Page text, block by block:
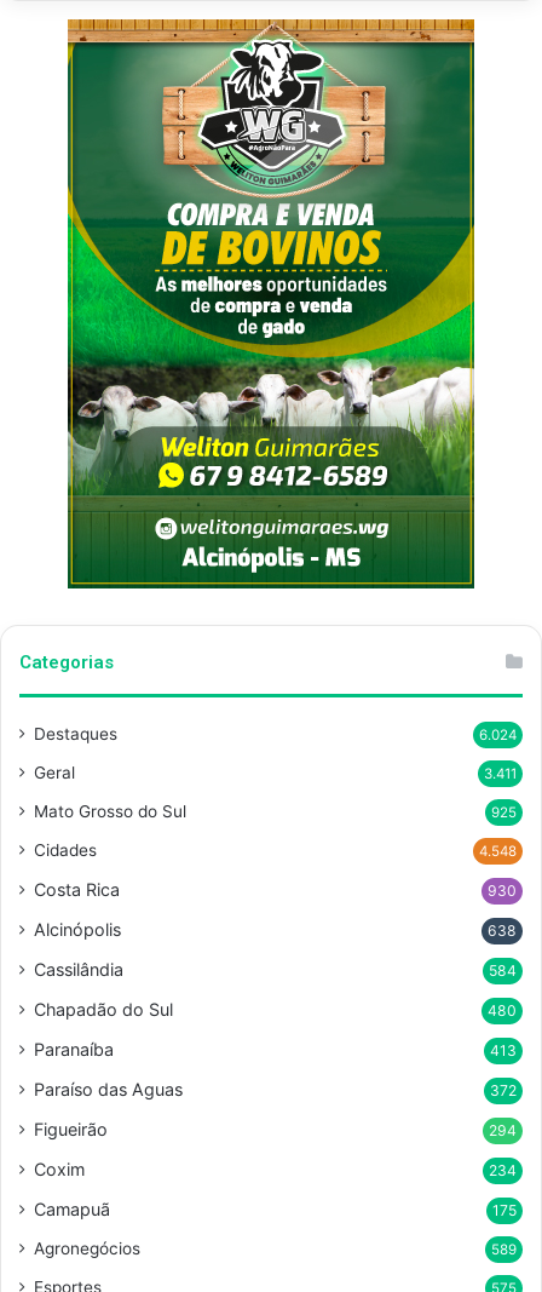
Categorias
Destaques 6.024
Geral 3.411
Mato Grosso do Sul 925
Cidades 4.548
Costa Rica 930
Alcinópolis 638
Cassilândia 584
Chapadão do Sul 480
Paranaíba 413
Paraíso das Aguas 372
Figueirão 294
Coxim 234
Camapuã 175
Agronegócios 589
Esportes 575